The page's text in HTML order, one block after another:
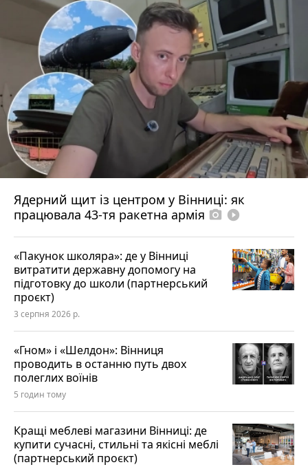
Ядерний щит із центром у Вінниці: як
працювала 43-тя ракетна армія photo_camera play_circle_filled
«Пакунок школяра»: де у Вінниці
витратити державну допомогу на
підготовку до школи (партнерський
проєкт)
3 серпня 2026 р.
«Гном» і «Шелдон»: Вінниця
проводить в останню путь двох
полеглих воїнів
5 годин тому
Кращі меблеві магазини Вінниці: де
купити сучасні, стильні та якісні меблі
(партнерський проєкт)